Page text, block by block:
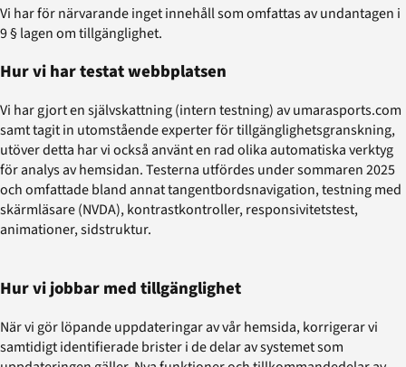
Vi har för närvarande inget innehåll som omfattas av undantagen i
9 § lagen om tillgänglighet.
Hur vi har testat webbplatsen
Vi har gjort en självskattning (intern testning) av umarasports.com
samt tagit in utomstående experter för tillgänglighetsgranskning,
utöver detta har vi också använt en rad olika automatiska verktyg
för analys av hemsidan. Testerna utfördes under sommaren 2025
och omfattade bland annat tangentbordsnavigation, testning med
skärmläsare (NVDA), kontrastkontroller, responsivitetstest,
animationer, sidstruktur.
Hur vi jobbar med tillgänglighet
När vi gör löpande uppdateringar av vår hemsida, korrigerar vi
samtidigt identifierade brister i de delar av systemet som